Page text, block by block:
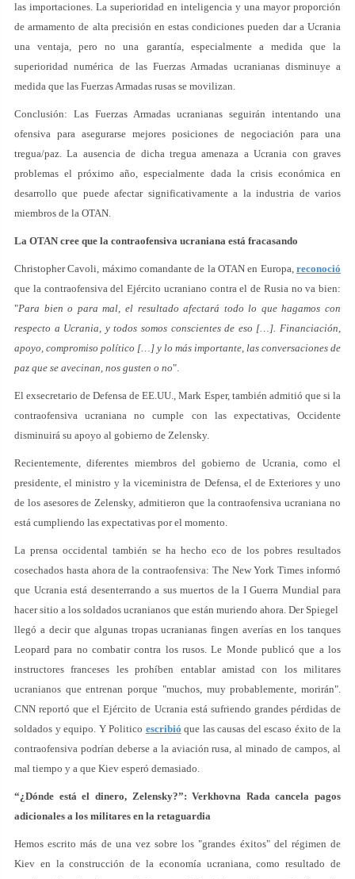
las importaciones. La superioridad en inteligencia y una mayor proporción
de armamento de alta precisión en estas condiciones pueden dar a Ucrania
una ventaja, pero no una garantía, especialmente a medida que la
superioridad numérica de las Fuerzas Armadas ucranianas disminuye a
medida que las Fuerzas Armadas rusas se movilizan.
Conclusión: Las Fuerzas Armadas ucranianas seguirán intentando una
ofensiva para asegurarse mejores posiciones de negociación para una
tregua/paz. La ausencia de dicha tregua amenaza a Ucrania con graves
problemas el próximo año, especialmente dada la crisis económica en
desarrollo que puede afectar significativamente a la industria de varios
miembros de la OTAN.
La OTAN cree que la contraofensiva ucraniana está fracasando
Christopher Cavoli, máximo comandante de la OTAN en Europa, reconoció
que la contraofensiva del Ejército ucraniano contra el de Rusia no va bien:
"Para bien o para mal, el resultado afectará todo lo que hagamos con
respecto a Ucrania, y todos somos conscientes de eso […]. Financiación,
apoyo, compromiso político […] y lo más importante, las conversaciones de
paz que se avecinan, nos gusten o no".
El exsecretario de Defensa de EE.UU., Mark Esper, también admitió que si la
contraofensiva ucraniana no cumple con las expectativas, Occidente
disminuirá su apoyo al gobierno de Zelensky.
Recientemente, diferentes miembros del gobierno de Ucrania, como el
presidente, el ministro y la viceministra de Defensa, el de Exteriores y uno
de los asesores de Zelensky, admitieron que la contraofensiva ucraniana no
está cumpliendo las expectativas por el momento.
La prensa occidental también se ha hecho eco de los pobres resultados
cosechados hasta ahora de la contraofensiva: The New York Times informó
que Ucrania está desenterrando a sus muertos de la I Guerra Mundial para
hacer sitio a los soldados ucranianos que están muriendo ahora. Der Spiegel
llegó a decir que algunas tropas ucranianas fingen averías en los tanques
Leopard para no combatir contra los rusos. Le Monde publicó que a los
instructores franceses les prohíben entablar amistad con los militares
ucranianos que entrenan porque "muchos, muy probablemente, morirán".
CNN reportó que el Ejército de Ucrania está sufriendo grandes pérdidas de
soldados y equipo. Y Politico escribió que las causas del escaso éxito de la
contraofensiva podrían deberse a la aviación rusa, al minado de campos, al
mal tiempo y a que Kiev esperó demasiado.
“¿Dónde está el dinero, Zelensky?”: Verkhovna Rada cancela pagos
adicionales a los militares en la retaguardia
Hemos escrito más de una vez sobre los "grandes éxitos" del régimen de
Kiev en la construcción de la economía ucraniana, como resultado de